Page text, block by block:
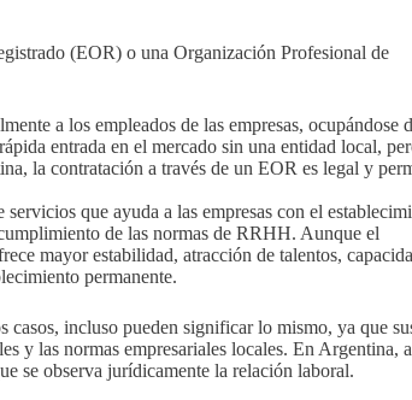
(EOR) o una Organización Profesional de
a los empleados de las empresas, ocupándose
entrada en el mercado sin una entidad local,
la contratación a través de un EOR es legal y
servicios que ayuda a las empresas con el
de las normas de RRHH. Aunque el
mayor estabilidad, atracción de talentos,
permanente.
casos, incluso pueden significar lo mismo, ya que
y las normas empresariales locales. En Argentina, a
se observa jurídicamente la relación laboral.